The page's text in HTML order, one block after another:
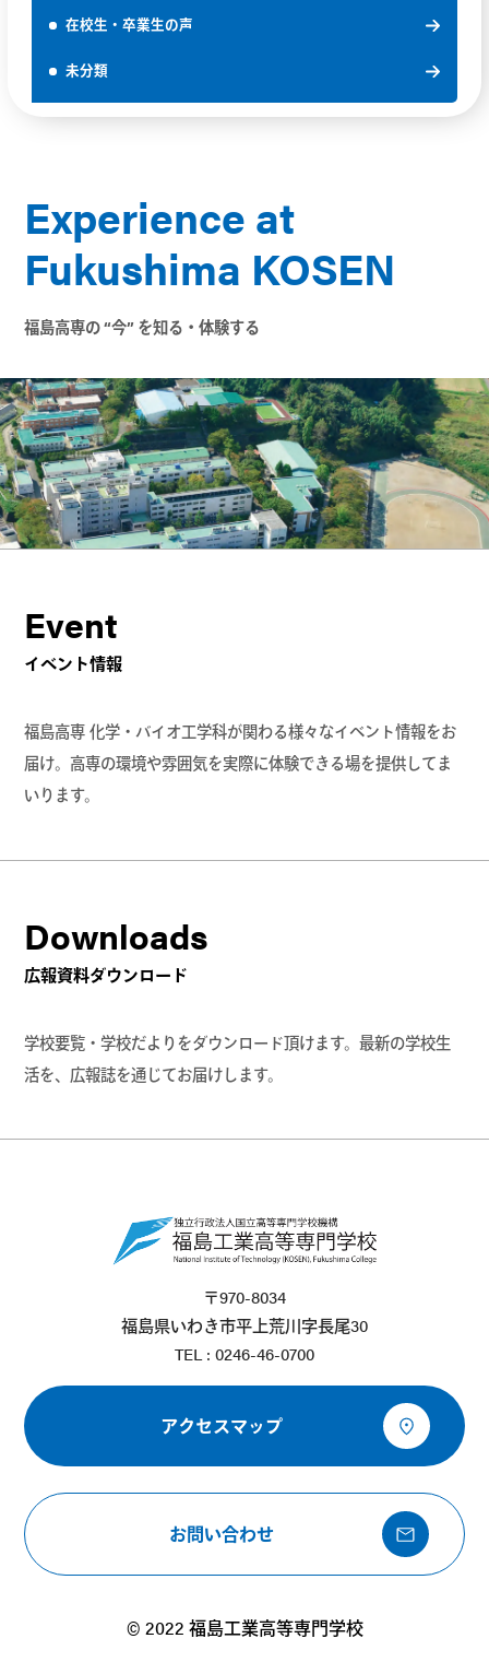
在校生・卒業生の声
未分類
Experience at
Fukushima KOSEN
福島高専の “今” を知る・体験する
Event
イベント情報
福島高専 化学・バイオ工学科が関わる様々なイベント情報をお
届け。高専の環境や雰囲気を実際に体験できる場を提供してま
いります。
Downloads
広報資料ダウンロード
学校要覧・学校だよりをダウンロード頂けます。最新の学校生
活を、広報誌を通じてお届けします。
〒970-8034
福島県いわき市平上荒川字長尾30
TEL : 0246-46-0700
アクセスマップ
お問い合わせ
© 2022 福島工業高等専門学校